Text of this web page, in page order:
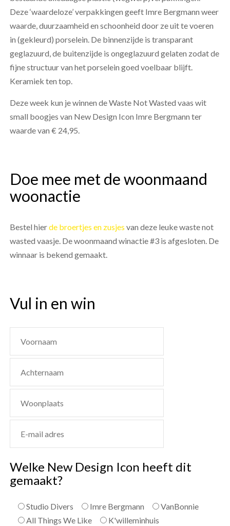
Deze ‘waardeloze’ verpakkingen geeft Imre Bergmann weer
waarde, duurzaamheid en schoonheid door ze uit te voeren
in (gekleurd) porselein. De binnenzijde is transparant
geglazuurd, de buitenzijde is ongeglazuurd gelaten zodat de
fijne structuur van het porselein goed voelbaar blijft.
Keramiek ten top.
Deze week kun je winnen de Waste Not Wasted vaas wit
small boogjes van New Design Icon Imre Bergmann ter
waarde van € 24,95.
Doe mee met de woonmaand
woonactie
Bestel hierde broertjes en zusjes van deze leuke waste not
wasted vaasje. De woonmaand winactie #3 is afgesloten. De
winnaar is bekend gemaakt.
Vul in en win
Welke New Design Icon heeft dit
gemaakt?
Studio Divers Imre Bergmann
VanBonnie
All Things We Like
K'willeminhuis